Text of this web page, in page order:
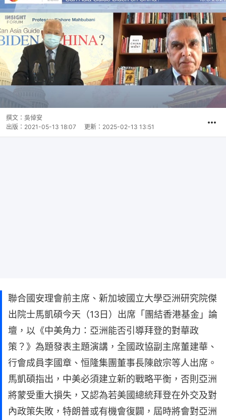
撰文： 吳倬安
出版： 2021-05-13 18:07 更新： 2025-02-13 13:51
聯合國安理會前主席、新加坡國立大學亞洲研究院傑
出院士馬凱碩今天（13日）出席「團結香港基金」論
壇，以《中美角力：亞洲能否引導拜登的對華政
策？》為題發表主題演講，全國政協副主席董建華、
行會成員李國章、恒隆集團董事長陳啟宗等人出席。
馬凱碩指出，中美必須建立新的戰略平衡，否則亞洲
將蒙受重大損失，又認為若美國總統拜登在外交及對
內政策失敗，特朗普或有機會復闢，屆時將會對亞洲